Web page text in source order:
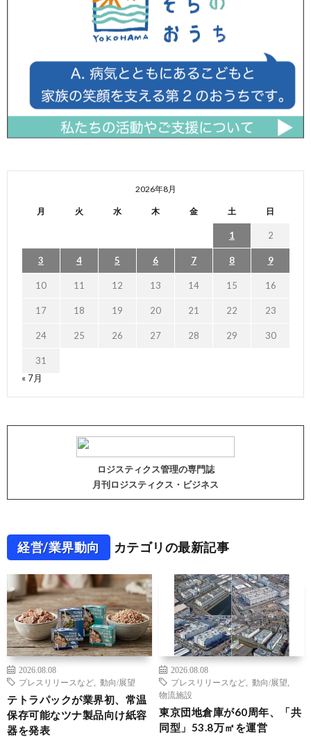
2026年8月
月 火 水 木 金 土 日
1 2
3 4 5 6 7 8 9
10 11 12 13 14 15 16
17 18 19 20 21 22 23
24 25 26 27 28 29 30
31
« 7月
ロジスティクス管理の専門誌
月刊ロジスティクス・ビジネス
経営/業界動向 カテゴリの最新記事
2026.08.08
プレスリリースなど
動向/展望
テトラパックが業界初、常温
保存可能なツナ製品向け紙容
器を発表
2026.08.08
プレスリリースなど
動向/展望
物流施設
東京団地倉庫が60周年、「共
同型」53.8万㎡を運営